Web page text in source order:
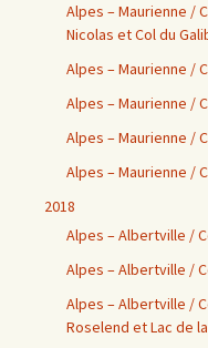
Alpes – Maurienne /
Nicolas et Col du
Alpes – Maurienne /
Alpes – Maurienne /
Alpes – Maurienne /
Alpes – Maurienne /
2018
Alpes – Albertville /
Alpes – Albertville /
Alpes – Albertville /
Roselend et Lac de